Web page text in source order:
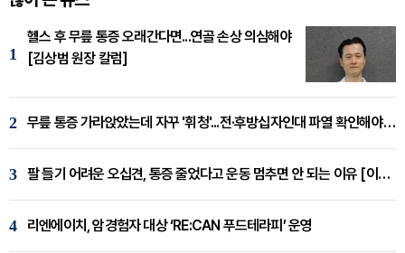
1
헬스 후 무릎 통증 오래간다면...연골 손상 의심해야
[김상범 원장 칼럼]
2 무릎 통증 가라앉았는데 자꾸 '휘청'...전·후방십자인대 파열 확인해야 [곽우경 원장 칼럼]
3 팔 들기 어려운 오십견, 통증 줄었다고 운동 멈추면 안 되는 이유 [이병욱 원장 칼럼]
4 리엔에이치, 암경험자 대상 ‘RE:CAN 푸드테라피’ 운영